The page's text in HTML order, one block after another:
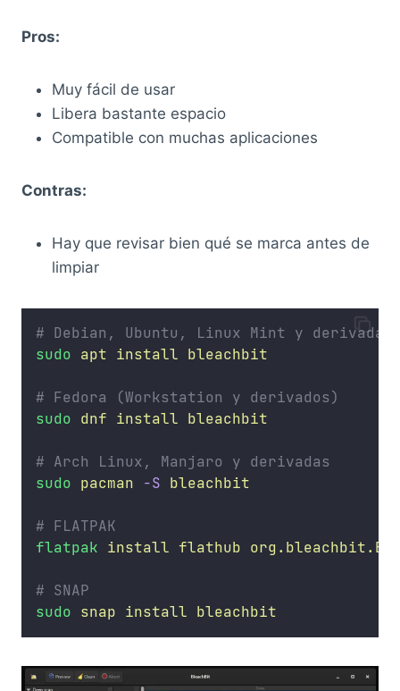
Pros:
Muy fácil de usar
Libera bastante espacio
Compatible con muchas aplicaciones
Contras:
Hay que revisar bien qué se marca antes de
limpiar
# Debian, Ubuntu, Linux Mint y derivadas
sudo apt install bleachbit
# Fedora (Workstation y derivados)
sudo dnf install bleachbit
# Arch Linux, Manjaro y derivadas
sudo pacman -S bleachbit
# FLATPAK
flatpak install flathub
# SNAP
sudo snap install bleachbit